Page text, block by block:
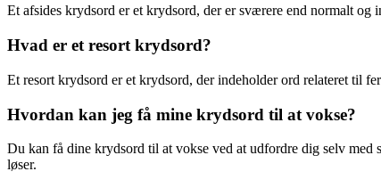
Et afsides krydsord er et krydsord, der er sværere end normalt
Hvad er et resort krydsord?
Et resort krydsord er et krydsord, der indeholder ord relateret til
Hvordan kan jeg få mine krydsord til at vokse?
Du kan få dine krydsord til at vokse ved at udfordre dig selv
løser.